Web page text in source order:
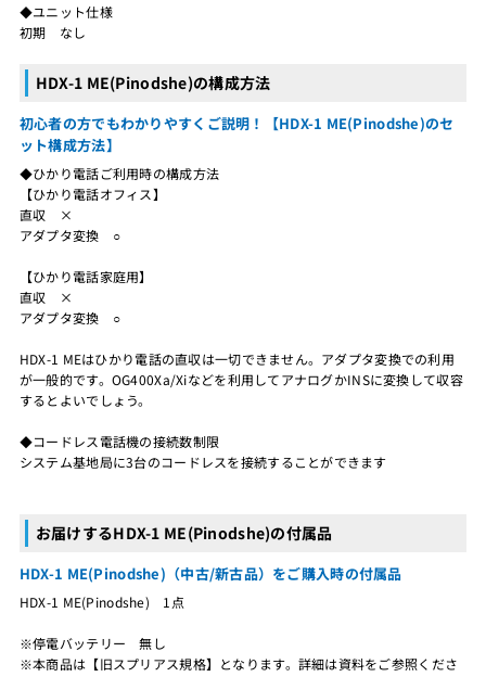
◆ユニット仕様
初期 なし
HDX-1 ME(Pinodshe)の構成方法
初心者の方でもわかりやすくご説明！【HDX-1 ME(Pinodshe)のセ
ット構成方法】
◆ひかり電話ご利用時の構成方法
【ひかり電話オフィス】
直収 ×
アダプタ変換 ○
【ひかり電話家庭用】
直収 ×
アダプタ変換 ○
HDX-1 MEはひかり電話の直収は一切できません。アダプタ変換での利用
が一般的です。OG400Xa/Xiなどを利用してアナログかINSに変換して収容
するとよいでしょう。
◆コードレス電話機の接続数制限
システム基地局に3台のコードレスを接続することができます
お届けするHDX-1 ME(Pinodshe)の付属品
HDX-1 ME(Pinodshe)（中古/新古品）をご購入時の付属品
HDX-1 ME(Pinodshe) 1点
※停電バッテリー 無し
※本商品は【旧スプリアス規格】となります。詳細は資料をご参照くださ